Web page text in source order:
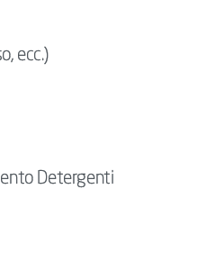
ecc.)
Detergenti